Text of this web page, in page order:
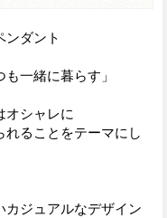
ダント
一緒に暮らす」
オシャレに
ることをテーマにし
カジュアルなデザイン